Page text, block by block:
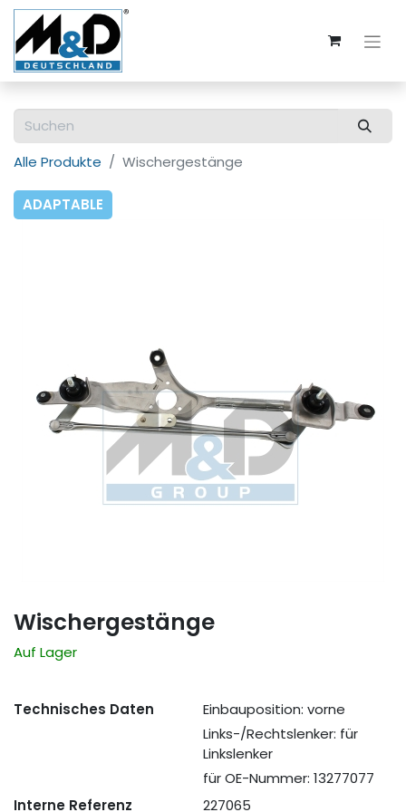
Alle Produkte Wischergestänge
ADAPTABLE
Wischergestänge
Auf Lager
Technisches Daten
Einbauposition: vorne
Links-/Rechtslenker: für
Linkslenker
für OE-Nummer: 13277077
Interne Referenz
227065